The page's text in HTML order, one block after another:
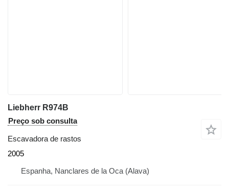
Liebherr R974B
Preço sob consulta
Escavadora de rastos
2005
Espanha, Nanclares de la Oca (Alava)